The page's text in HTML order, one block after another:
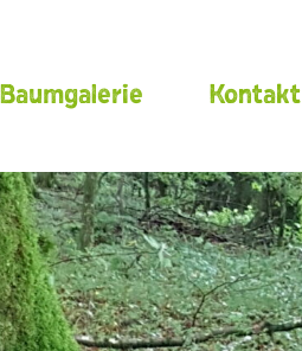
Baumgalerie Kontakt